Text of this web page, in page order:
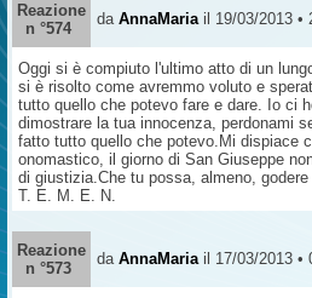
Reazione
n °574
da AnnaMaria il 19/03/2013 •
Oggi si è compiuto l'ultimo atto di un
si è risolto come avremmo voluto e
tutto quello che potevo fare e dare. Io ci
dimostrare la tua innocenza, perdonami
fatto tutto quello che potevo.Mi dispiace
onomastico, il giorno di San Giuseppe
di giustizia.Che tu possa, almeno,
T. E. M. E. N.
Reazione
n °573
da AnnaMaria il 17/03/2013 •